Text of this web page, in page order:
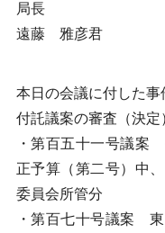
局長
遠藤 雅彦君
本日の会議に付した事
付託議案の審査（決定
・第百五十一号議案
正予算（第二号）中
委員会所管分
・第百七十号議案